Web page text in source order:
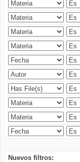
Nuevos filtros: